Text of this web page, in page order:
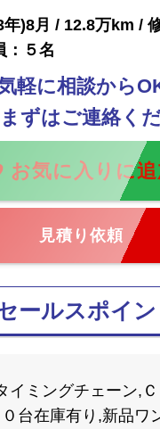
)8月 / 12.8万km /
：５名
軽に相談から
ずはご連絡くだ
見積り依頼
ールスポイン
イミングチェーン,
台在庫有り,新品ワ